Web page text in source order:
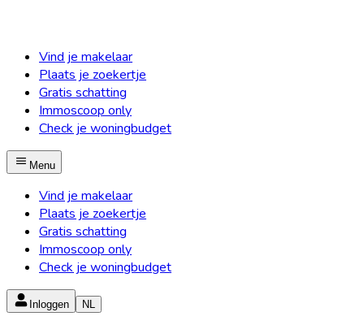
Vind je makelaar
Plaats je zoekertje
Gratis schatting
Immoscoop only
Check je woningbudget
Menu
Vind je makelaar
Plaats je zoekertje
Gratis schatting
Immoscoop only
Check je woningbudget
Inloggen NL